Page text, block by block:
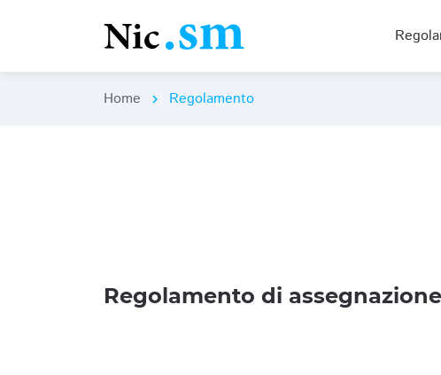
Home chevron_right Regolamento
Regolamento di